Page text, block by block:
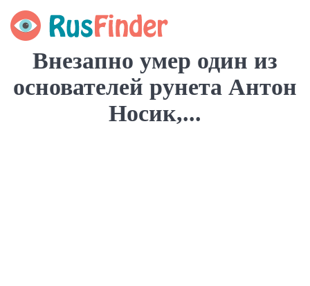
Внезапно умер один из
основателей рунета Антон
Носик,...